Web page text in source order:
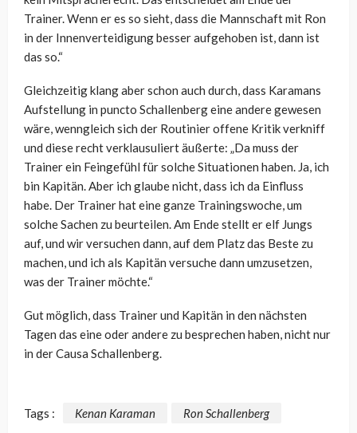
Trainer. Wenn er es so sieht, dass die Mannschaft mit Ron
in der Innenverteidigung besser aufgehoben ist, dann ist
das so.“
Gleichzeitig klang aber schon auch durch, dass Karamans
Aufstellung in puncto Schallenberg eine andere gewesen
wäre, wenngleich sich der Routinier offene Kritik verkniff
und diese recht verklausuliert äußerte: „Da muss der
Trainer ein Feingefühl für solche Situationen haben. Ja, ich
bin Kapitän. Aber ich glaube nicht, dass ich da Einfluss
habe. Der Trainer hat eine ganze Trainingswoche, um
solche Sachen zu beurteilen. Am Ende stellt er elf Jungs
auf, und wir versuchen dann, auf dem Platz das Beste zu
machen, und ich als Kapitän versuche dann umzusetzen,
was der Trainer möchte.“
Gut möglich, dass Trainer und Kapitän in den nächsten
Tagen das eine oder andere zu besprechen haben, nicht nur
in der Causa Schallenberg.
Tags : Kenan Karaman Ron Schallenberg